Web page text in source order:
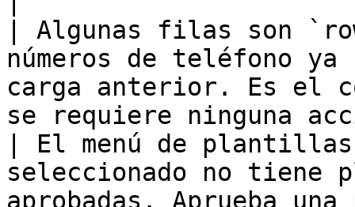
| Algunas filas son
números de teléfono
carga anterior. Es el
se requiere ninguna
| El menú de
seleccionado no tiene
aprobadas. Aprueba